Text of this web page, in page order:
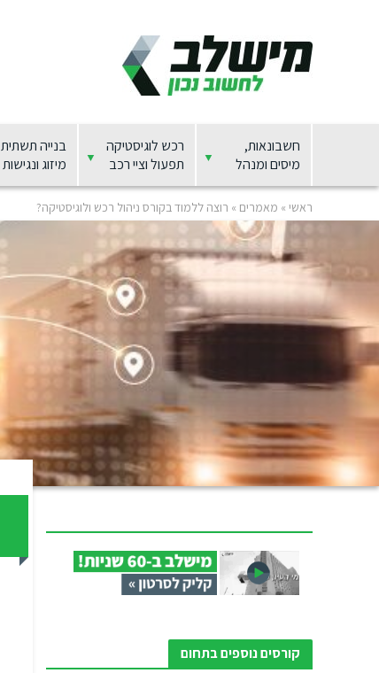
חשבונאות,
מיסים ומנהל
רכש לוגיסטיקה
תפעול וציי רכב
בנייה תשתית
מיזוג ונגישות
ראשי » מאמרים » רוצה ללמוד בקורס ניהול רכש ולוגיסטיקה?
קורסים נוספים בתחום